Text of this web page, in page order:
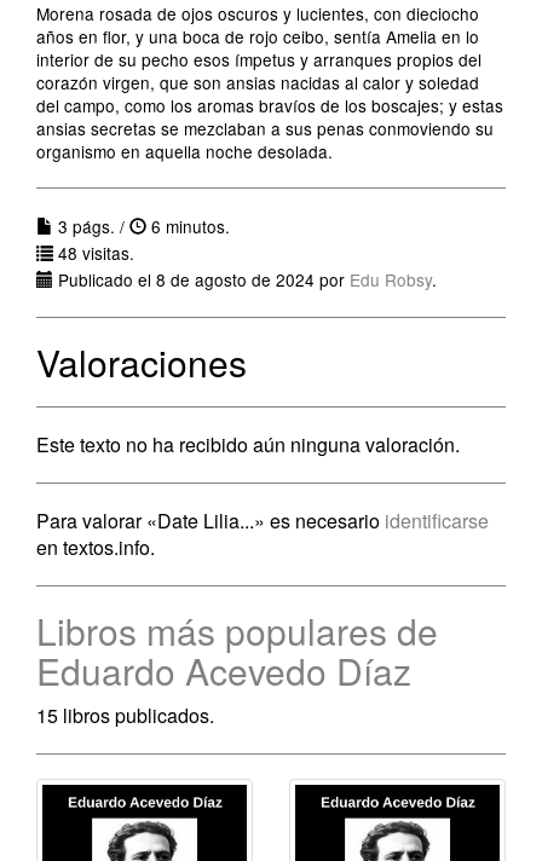
Morena rosada de ojos oscuros y lucientes, con dieciocho
años en flor, y una boca de rojo ceibo, sentía Amelia en lo
interior de su pecho esos ímpetus y arranques propios del
corazón virgen, que son ansias nacidas al calor y soledad
del campo, como los aromas bravíos de los boscajes; y estas
ansias secretas se mezclaban a sus penas conmoviendo su
organismo en aquella noche desolada.
3 págs. /
6 minutos.
48 visitas.
Publicado el 8 de agosto de 2024 por Edu Robsy.
Valoraciones
Este texto no ha recibido aún ninguna valoración.
Para valorar «Date Lilia...» es necesario identificarse
en textos.info.
Libros más populares de
Eduardo Acevedo Díaz
15 libros publicados.